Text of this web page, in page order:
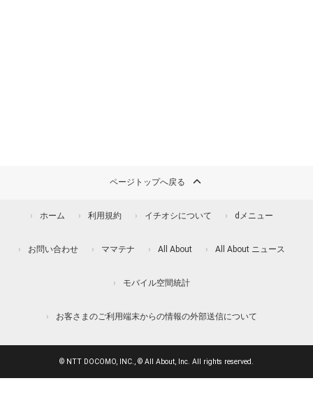
ページトップへ戻る
ホーム 利用規約 イチオシについて dメニュー
お問い合わせ ママテナ All About All About ニュース
モバイル空間統計
お客さまのご利用端末からの情報の外部送信について
© NTT DOCOMO, INC., © All About, Inc. All rights reserved.